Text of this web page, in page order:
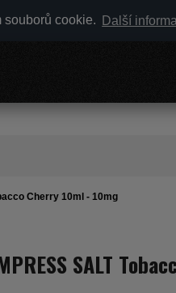
souborů cookie. Další
Cherry 10ml - 10mg
SALT